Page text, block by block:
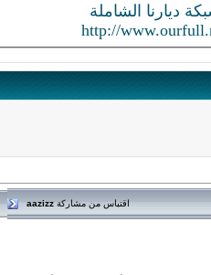
ديارنا الشاملة
http://
اقتباس من مشاركةaazizz